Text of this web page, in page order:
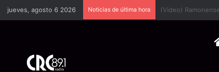
jueves, agosto 6 2026 Noticias de última hora